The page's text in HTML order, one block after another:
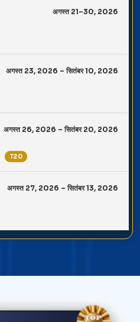
अगस्त 21–30, 2026
अगस्त 23, 2026 – सितंबर 10, 2026
T20
अगस्त 26, 2026 – सितंबर 20, 2026
अगस्त 27, 2026 – सितंबर 13, 2026